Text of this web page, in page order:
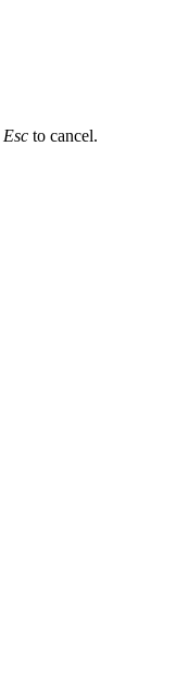
Esc to cancel.